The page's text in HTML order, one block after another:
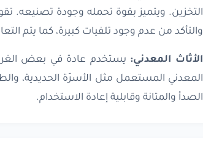
التخزين. ويتميز بقوة تحمله وجودة تصنيعه.
والتأكد من عدم وجود تلفيات كبيرة، كما يتم
الأثاث المعدني: يستخدم عادة في بعض الغرف
المعدني المستعمل مثل الأسرّة الحديدية،
الصدأ والمتانة وقابلية إعادة الاستخدام.